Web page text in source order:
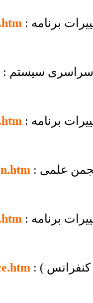
برنامه
سراسری سیستم
برنامه
علمی
برنامه
کنفرانس )